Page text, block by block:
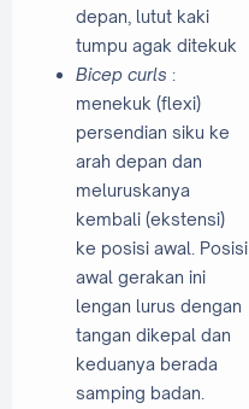
depan, lutut kaki
tumpu agak ditekuk
Bicep curls :
menekuk (flexi)
persendian siku ke
arah depan dan
meluruskanya
kembali (ekstensi)
ke posisi awal. Posisi
awal gerakan ini
lengan lurus dengan
tangan dikepal dan
keduanya berada
samping badan.